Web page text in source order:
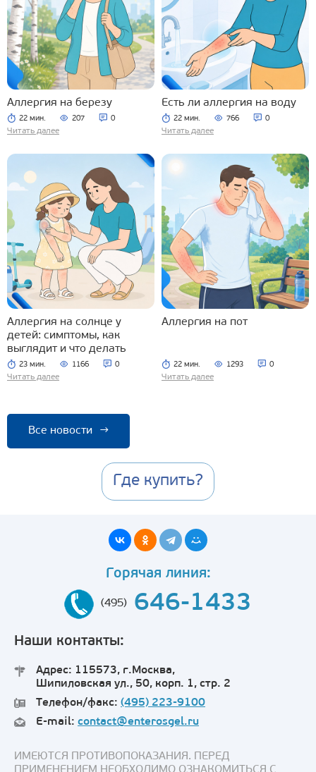
Аллергия на березу
22 мин. 207 0
Читать далее
Есть ли аллергия на воду
22 мин. 766 0
Читать далее
Аллергия на солнце у
детей: симптомы, как
выглядит и что делать
23 мин. 1166 0
Читать далее
Аллергия на пот
22 мин. 1293 0
Читать далее
Все новости →
Где купить?
Горячая линия:
(495) 646-1433
Наши контакты:
Адрес: 115573, г.Москва,
Шипиловская ул., 50, корп. 1, стр. 2
Телефон/факс: (495) 223-9100
E-mail: contact@enterosgel.ru
ИМЕЮТСЯ ПРОТИВОПОКАЗАНИЯ. ПЕРЕД
ПРИМЕНЕНИЕМ НЕОБХОДИМО ОЗНАКОМИТЬСЯ С